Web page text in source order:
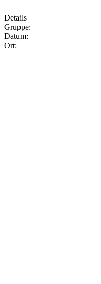
Details
Gruppe:
Datum:
Ort: